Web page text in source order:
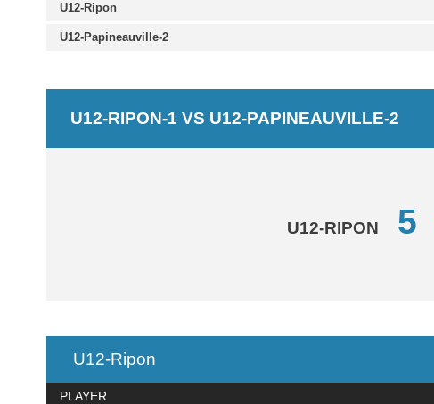
U12-Ripon
U12-Papineauville-2
U12-RIPON-1 VS U12-PAPINEAUVILLE-2
U12-RIPON 5
U12-Ripon
PLAYER